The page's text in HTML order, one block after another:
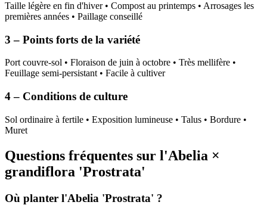
Taille légère en fin d'hiver • Compost au printemps • Arrosages les
premières années • Paillage conseillé
3 – Points forts de la variété
Port couvre-sol • Floraison de juin à octobre • Très mellifère •
Feuillage semi-persistant • Facile à cultiver
4 – Conditions de culture
Sol ordinaire à fertile • Exposition lumineuse • Talus • Bordure •
Muret
Questions fréquentes sur l'Abelia ×
grandiflora 'Prostrata'
Où planter l'Abelia 'Prostrata' ?